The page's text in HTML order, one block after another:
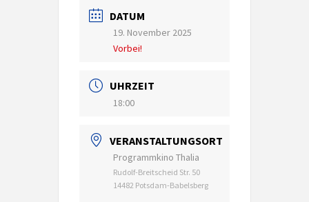
DATUM
19. November 2025
Vorbei!
UHRZEIT
18:00
VERANSTALTUNGSORT
Programmkino Thalia
Rudolf-Breitscheid Str. 50
14482 Potsdam-Babelsberg